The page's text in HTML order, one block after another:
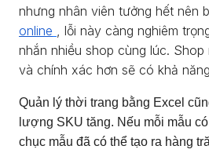
nhưng nhân viên tưởng hết nên
online
, lỗi này càng nghiêm
nhắn nhiều shop cùng lúc. Shop
và chính xác hơn sẽ có khả
Quản lý thời trang bằng Excel
lượng SKU tăng. Nếu mỗi mẫu
chục mẫu đã có thể tạo ra hàng